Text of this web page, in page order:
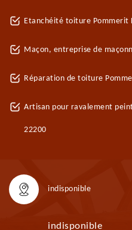
Etanchéité toiture Pommerit
Maçon, entreprise de
Réparation de toiture
Artisan pour ravalement
22200
indisponible
indisponible